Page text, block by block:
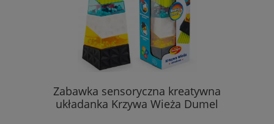
Zabawka sensoryczna kreatywna
układanka Krzywa Wieża Dumel